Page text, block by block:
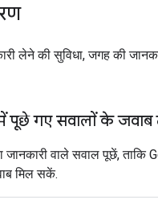
लेने की सुविधा, जगह की
पूछे गए सवालों के जवाब
जानकारी वाले सवाल पूछें,
मिल सकें.